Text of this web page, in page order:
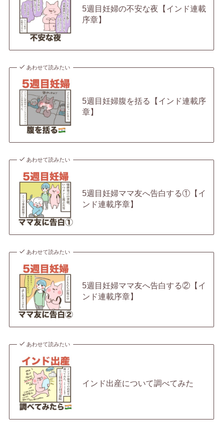
5週目妊婦の不安な夜【インド連載
序章】
あわせて読みたい
5週目妊婦腹を括る【インド連載序
章】
あわせて読みたい
5週目妊婦ママ友へ告白する①【イ
ンド連載序章】
あわせて読みたい
5週目妊婦ママ友へ告白する②【イ
ンド連載序章】
あわせて読みたい
インド出産について調べてみた